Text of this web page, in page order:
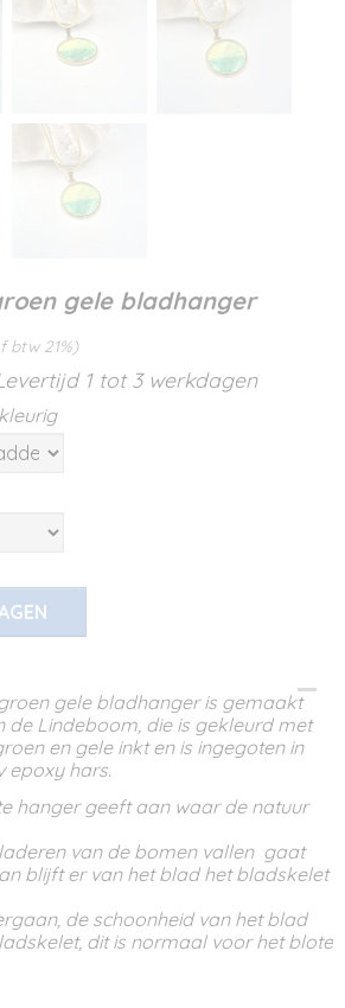
gele bladhanger
btw 21%)
1 tot 3 werkdagen
gele bladhanger is gemaakt
Lindeboom, die is gekleurd met
en gele inkt en is ingegoten in
epoxy hars.
hanger geeft aan waar de natuur
van de bomen vallen gaat
blijft er van het blad het bladskelet
de schoonheid van het blad
dit is normaal voor het blote